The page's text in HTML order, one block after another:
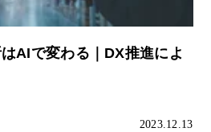
AIで変わる｜DX推進によ
2023.12.13